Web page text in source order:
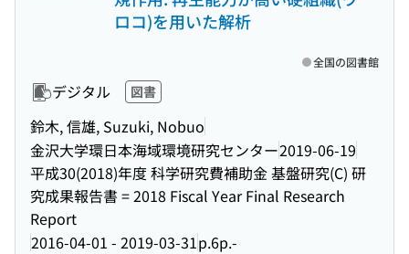
ロコ)を用いた解析
デジタル 図書
鈴木, 信雄, Suzuki, Nobuo
金沢大学環日本海域環境研究センター2019-06-19
平成30(2018)年度 科学研究費補助金 基盤研究(C) 研
究成果報告書 = 2018 Fiscal Year Final Research
Report
2016-04-01 - 2019-03-31p.6p.-
全国の図書館